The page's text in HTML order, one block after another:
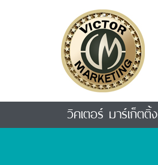
วิคเตอร์ มาร์เก็ตติ้ง